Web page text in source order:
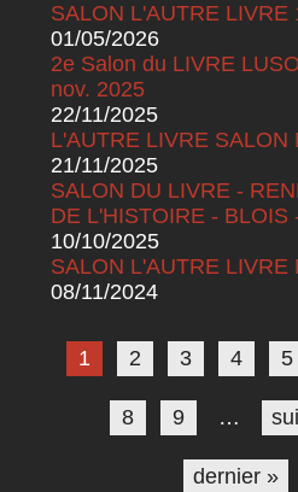
SALON L'AUTRE LIVRE
01/05/2026
2e Salon du LIVRE
nov. 2025
22/11/2025
L'AUTRE LIVRE SALON
21/11/2025
SALON DU LIVRE -
DE L'HISTOIRE - BLOIS
10/10/2025
SALON L'AUTRE LIVRE
08/11/2024
Pages
1 2 3 4 5
8 9 …
dernier »